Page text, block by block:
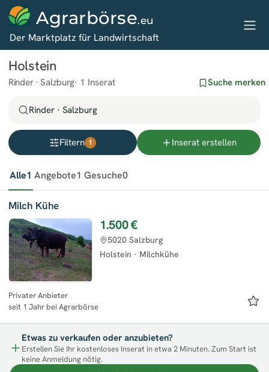
Agrarbörse.eu
Der Marktplatz für Landwirtschaft
Holstein
Rinder · Salzburg 1 Inserat Suche merken
Rinder · Salzburg
Filtern 1 Inserat erstellen
Alle1 Angebote1 Gesuche0
Milch Kühe
1.500 €
Holstein · Milchkühe
5020 Salzburg
Privater Anbieter
seit 1 Jahr bei Agrarbörse
Etwas zu verkaufen oder anzubieten?
Erstellen Sie Ihr kostenloses Inserat in etwa 2 Minuten. Zum Start ist
keine Anmeldung nötig.